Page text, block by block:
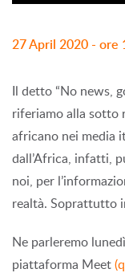
27 April 2020 - ore
Il detto “No news,
riferiamo alla sotto
africano nei media
dall’Africa, infatti,
noi, per
realtà. Soprattutto
Ne parleremo
piattaforma Meet